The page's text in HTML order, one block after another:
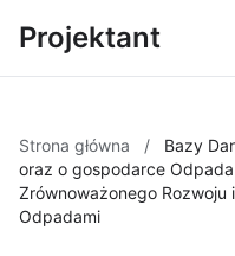
Projektant
Strona główna /
Bazy
oraz o gospodarce
Zrównoważonego
Odpadami